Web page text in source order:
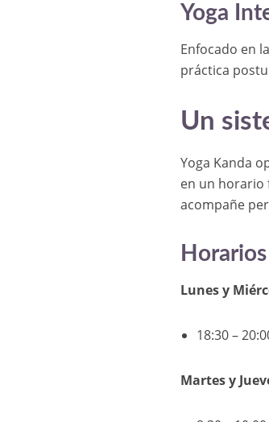
Yoga
Enfocado en
práctica
Un
Yoga Kanda
en un horario
acompañe
Lunes y
18:30 –
Martes y